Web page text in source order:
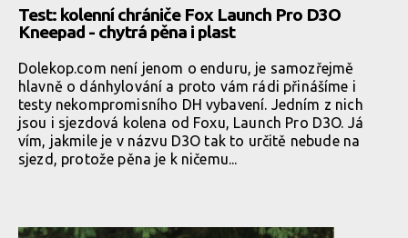
Test: kolenní chrániče Fox Launch Pro D3O
Kneepad - chytrá pěna i plast
Dolekop.com není jenom o enduru, je samozřejmě
hlavně o dánhylování a proto vám rádi přinášíme i
testy nekompromisního DH vybavení. Jedním z nich
jsou i sjezdová kolena od Foxu, Launch Pro D3O. Já
vím, jakmile je v názvu D3O tak to určitě nebude na
sjezd, protože pěna je k ničemu...